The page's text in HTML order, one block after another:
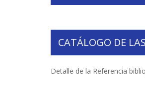
CATÁLOGO DE
Detalle de la Referencia